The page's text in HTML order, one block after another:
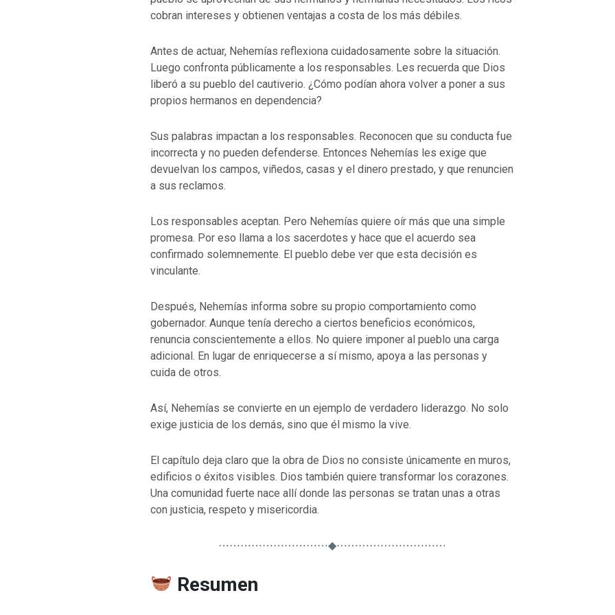
cobran intereses y obtienen ventajas a costa de los más débiles.
Antes de actuar, Nehemías reflexiona cuidadosamente sobre la situación.
Luego confronta públicamente a los responsables. Les recuerda que Dios
liberó a su pueblo del cautiverio. ¿Cómo podían ahora volver a poner a sus
propios hermanos en dependencia?
Sus palabras impactan a los responsables. Reconocen que su conducta fue
incorrecta y no pueden defenderse. Entonces Nehemías les exige que
devuelvan los campos, viñedos, casas y el dinero prestado, y que renuncien
a sus reclamos.
Los responsables aceptan. Pero Nehemías quiere oír más que una simple
promesa. Por eso llama a los sacerdotes y hace que el acuerdo sea
confirmado solemnemente. El pueblo debe ver que esta decisión es
vinculante.
Después, Nehemías informa sobre su propio comportamiento como
gobernador. Aunque tenía derecho a ciertos beneficios económicos,
renuncia conscientemente a ellos. No quiere imponer al pueblo una carga
adicional. En lugar de enriquecerse a sí mismo, apoya a las personas y
cuida de otros.
Así, Nehemías se convierte en un ejemplo de verdadero liderazgo. No solo
exige justicia de los demás, sino que él mismo la vive.
El capítulo deja claro que la obra de Dios no consiste únicamente en muros,
edificios o éxitos visibles. Dios también quiere transformar los corazones.
Una comunidad fuerte nace allí donde las personas se tratan unas a otras
con justicia, respeto y misericordia.
⋯⋯⋯⋯⋯⋯⋯⋯⋯⋯◆⋯⋯⋯⋯⋯⋯⋯⋯⋯⋯
Resumen
VOLVER A LA FUENTE DE LA VIDA |
VOLVER A LA FUENTE DE LA VIDA |
La
oración que transforma el corazón |
VOLVER A LA FUENTE DE LA
oración que transforma el corazón |